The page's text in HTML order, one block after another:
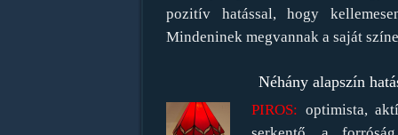
pozitív hatással, hogy
Mindeninek megvannak a saját
Néhány alapszín
PIROS: optimista,